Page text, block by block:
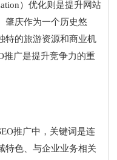
）优化则是提升网站
肇庆作为一个历史悠
特的旅游资源和商业机
推广是提升竞争力的重
推广中，关键词是连
特色、与企业业务相关